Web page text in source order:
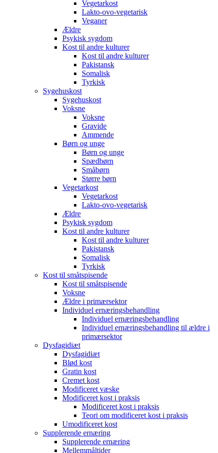
Vegetarkost
Lakto-ovo-vegetarisk
Veganer
Ældre
Psykisk sygdom
Kost til andre kulturer
Kost til andre kulturer
Pakistansk
Somalisk
Tyrkisk
Sygehuskost
Sygehuskost
Voksne
Voksne
Gravide
Ammende
Børn og unge
Børn og unge
Spædbørn
Småbørn
Større børn
Vegetarkost
Vegetarkost
Lakto-ovo-vegetarisk
Ældre
Psykisk sygdom
Kost til andre kulturer
Kost til andre kulturer
Pakistansk
Somalisk
Tyrkisk
Kost til småtspisende
Kost til småtspisende
Voksne
Ældre i primærsektor
Individuel ernæringsbehandling
Individuel ernæringsbehandling
Individuel ernæringsbehandling til ældre i
primærsektor
Dysfagidiæt
Dysfagidiæt
Blød kost
Gratin kost
Cremet kost
Modificeret væske
Modificeret kost i praksis
Modificeret kost i praksis
Teori om modificeret kost i praksis
Umodificeret kost
Supplerende ernæring
Supplerende ernæring
Mellemmåltider